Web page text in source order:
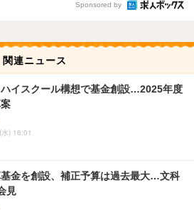
Sponsored by
関連ニュース
イスクール構想で基金創設…2025年度
) 16:01
金を創設、補正予算は過去最大…文科
見